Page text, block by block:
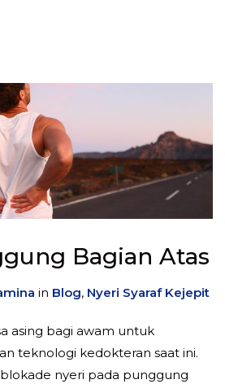
Bagian Atas
in Blog, Nyeri Syaraf Kejepit
asing bagi awam untuk
teknologi kedokteran saat ini.
nyeri pada punggung